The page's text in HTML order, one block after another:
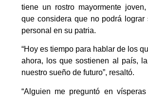
tiene un rostro mayormente
que considera que no podrá lograr
personal en su patria.
“Hoy es tiempo para hablar de los
ahora, los que sostienen al país,
nuestro sueño de futuro”, resaltó.
“Alguien me preguntó en